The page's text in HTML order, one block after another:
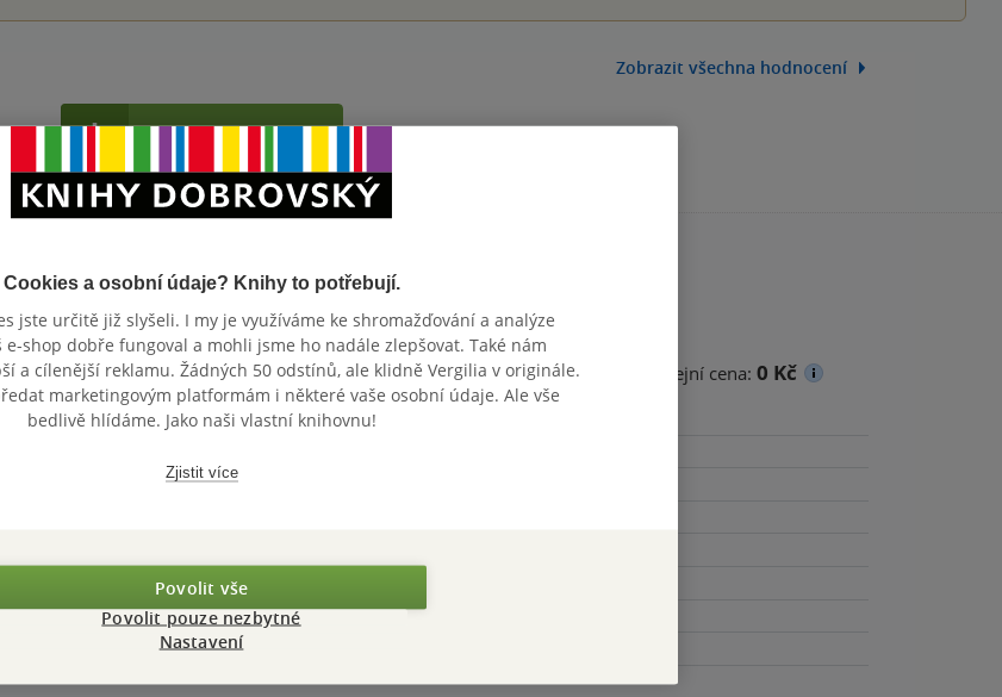
Zobrazit všechna hodnocení
Maloobchodní cena Minimální prodejní cena: 0 Kč
Cookies a osobní údaje? Knihy to potřebují.
jste určitě již slyšeli. I my je využíváme ke shromažďování a analýze
e-shop dobře fungoval a mohli jsme ho nadále zlepšovat. Také nám
a cílenější reklamu. Žádných 50 odstínů, ale klidně Vergilia v originále.
marketingovým platformám i některé vaše osobní údaje. Ale vše
bedlivě hlídáme. Jako naši vlastní knihovnu!
Zjistit více
Povolit vše
Povolit pouze nezbytné
Nastavení